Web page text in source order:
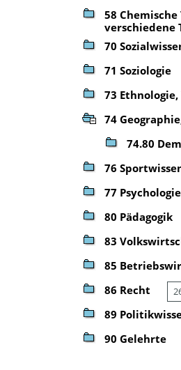
58
verschiedene
70
71 Soziologie
73
74
74.80
76
77 Psychologie
80 Pädagogik
83
85
86 Recht
89
90 Gelehrte